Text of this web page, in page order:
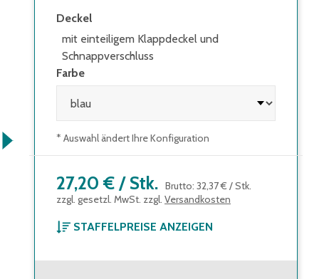
Deckel
mit einteiligem Klappdeckel und
Schnappverschluss
Farbe
* Auswahl ändert Ihre Konfiguration
27,20 € / Stk. Brutto: 32,37 € /Stk.
zzgl. gesetzl. MwSt. zzgl. Versandkosten
STAFFELPREISE ANZEIGEN